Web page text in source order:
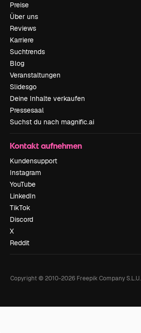
Preise
Über uns
Reviews
Karriere
Suchtrends
Blog
Veranstaltungen
Slidesgo
Deine Inhalte verkaufen
Pressesaal
Suchst du nach magnific.ai
Kontakt aufnehmen
Kundensupport
Instagram
YouTube
LinkedIn
TikTok
Discord
X
Reddit
Copyright © 2010-2026Freepik Company S.L.U.